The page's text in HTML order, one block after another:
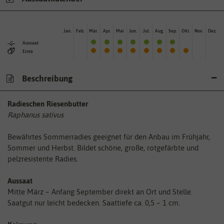
Aussaat
Ernte
Jan. Feb. Mär. Apr. Mai Jun. Jul. Aug. Sep. Okt. Nov. Dez.
Beschreibung
Radieschen Riesenbutter
Raphanus sativus
Bewährtes Sommerradies geeignet für den Anbau im Frühjahr,
Sommer und Herbst. Bildet schöne, große, rotgefärbte und
pelzresistente Radies.
Aussaat
Mitte März – Anfang September direkt an Ort und Stelle.
Saatgut nur leicht bedecken. Saattiefe ca. 0,5 – 1 cm.